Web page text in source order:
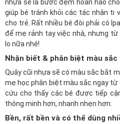
nhựa sẽ là bước đệm hoàn hảo
giúp bé tránh khỏi các tác nhân ti
cho trẻ. Rất nhiều bé đòi phải có
để mẹ rảnh tay việc nhà, nhưng
lo nữa nhé!
Nhận biết & phân biệt màu
Quây cũi nhựa sẽ có màu sắc bắt
mẹ học phân biệt màu sắc ngay từ
cứu cho thấy các bé được tiếp
thông minh hơn, nhanh nhẹn hơn.
Bền, rất bền và có thể dùng